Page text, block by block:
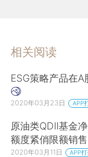
相关阅读
ESG策略产品在
2020年03月23日 APP
原油类QDII基金
额度紧俏限额销售
2020年03月11日 APP